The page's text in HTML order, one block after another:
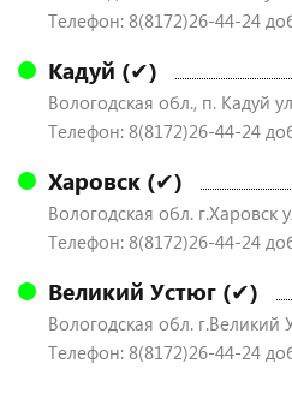
Телефон: 8(8172)26-44-24
Кадуй (✔)
Вологодская обл., п. Кадуй
Телефон: 8(8172)26-44-24
Харовск (✔)
Вологодская обл. г.Харовск
Телефон: 8(8172)26-44-24
Великий Устюг (✔)
Вологодская обл. г.Великий
Телефон: 8(8172)26-44-24